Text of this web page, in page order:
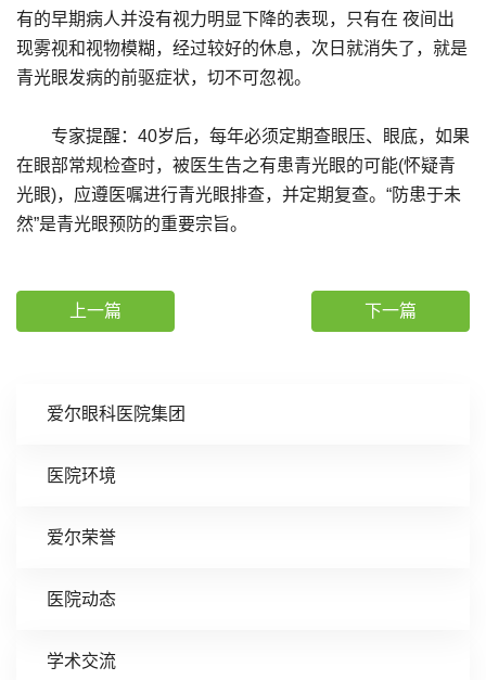
爱尔眼科医院集团
医院环境
爱尔荣誉
医院动态
学术交流
有的早期病人并没有视力明显下降的表现，只有在 夜间出
现雾视和视物模糊，经过较好的休息，次日就消失了，就是
青光眼发病的前驱症状，切不可忽视。
专家提醒：40岁后，每年必须定期查眼压、眼底，如果
在眼部常规检查时，被医生告之有患青光眼的可能(怀疑青
光眼)，应遵医嘱进行青光眼排查，并定期复查。“防患于未
然”是青光眼预防的重要宗旨。
上一篇 下一篇